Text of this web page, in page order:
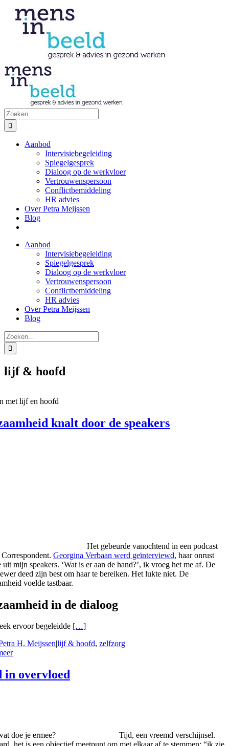
naar
inhoud
Zoeken
naar:
Aanbod
Intervisiebegeleiding
Spiegelgesprek
Dialoog op de werkvloer
Vertrouwenspersoon
Conflictbemiddeling
HR advies
Over Petra Meijssen
Blog
Aanbod
Intervisiebegeleiding
Spiegelgesprek
Dialoog op de werkvloer
Vertrouwenspersoon
Conflictbemiddeling
HR advies
Over Petra Meijssen
Blog
Zoeken
naar:
lijf & hoofd
met lijf en hoofd
knalt door de speakers
Het gebeurde vanochtend in een podcast
Georgina Verbaan werd geïnterviewd, haar onrust
uit mijn speakers. ‘Wat is er aan de hand?’, ik vroeg het me af. De
deed zijn best om haar te bereiken. Het lukte niet. De
voelde tastbaar.
in de dialoog
ervoor begeleidde […]
H. Meijssen|lijf & hoofd, zelfzorg|
in overvloed
doe je ermee?
Tijd, een vreemd verschijnsel.